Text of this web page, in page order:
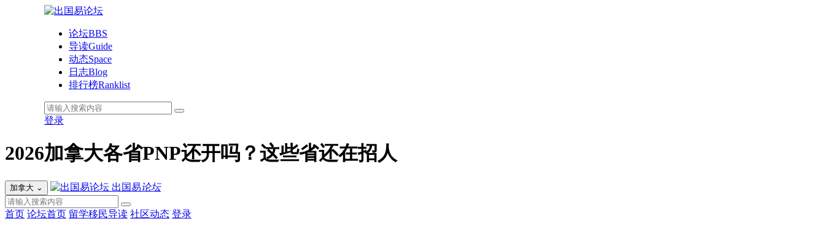
论坛BBS
导读Guide
动态Space
日志Blog
排行榜Ranklist
登录
2026加拿大各省PNP还开吗？这些省还在招人
加拿大 ⌄ 出国易论坛
首页 论坛首页 留学移民导读 社区动态 登录